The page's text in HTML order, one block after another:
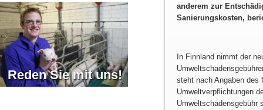
Reden Sie mit uns!
anderem zur
Sanierungskosten,
In Finnland nimmt der
steht nach Angaben des
Umweltverpflichtungen
Umweltschadensgebühr